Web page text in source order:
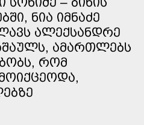
ᲜᲘᲐ ᲘᲛᲜᲐᲫᲔ
ᲐᲚᲔᲥᲡᲐᲜᲓᲠᲔ
ᲐᲛᲐᲠᲗᲚᲔᲑᲡ
ᲠᲝᲛ